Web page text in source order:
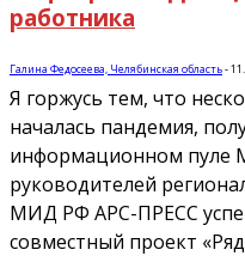
работника
Галина Федосеева, Челябинская область-
Я горжусь тем, что
началась пандемия,
информационном пуле
руководителей
МИД РФ АРС-ПРЕСС
совместный проект